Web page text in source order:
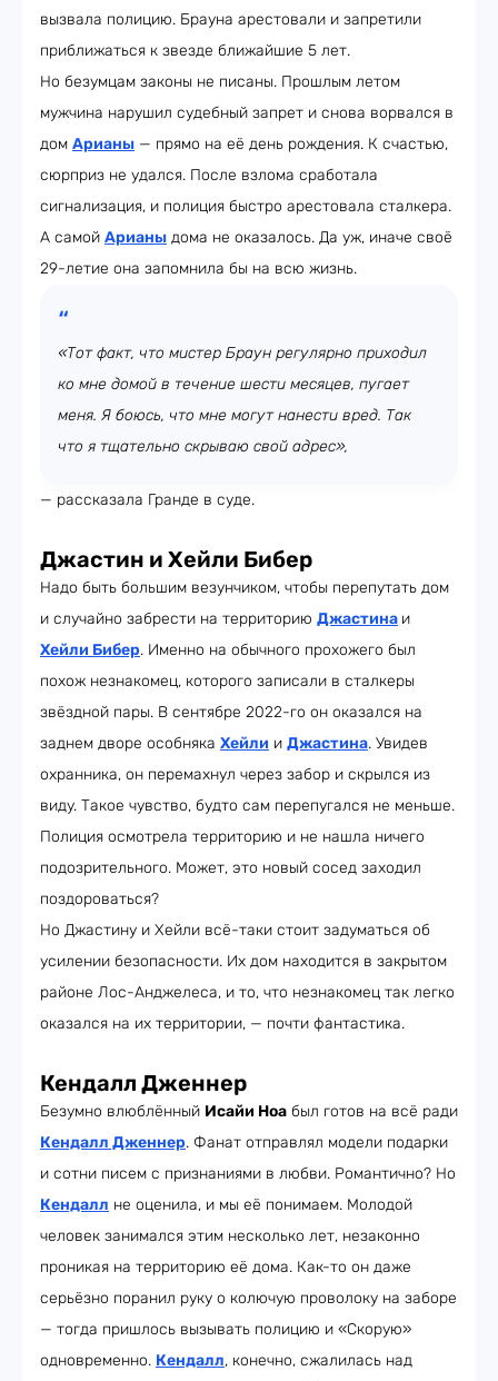
вызвала полицию. Брауна арестовали и запретили
приближаться к звезде ближайшие 5 лет.
Но безумцам законы не писаны. Прошлым летом
мужчина нарушил судебный запрет и снова ворвался в
дом Арианы — прямо на её день рождения. К счастью,
сюрприз не удался. После взлома сработала
сигнализация, и полиция быстро арестовала сталкера.
А самой Арианы дома не оказалось. Да уж, иначе своё
29-летие она запомнила бы на всю жизнь.
«Тот факт, что мистер Браун регулярно приходил
ко мне домой в течение шести месяцев, пугает
меня. Я боюсь, что мне могут нанести вред. Так
что я тщательно скрываю свой адрес»,
— рассказала Гранде в суде.
Джастин и Хейли Бибер
Надо быть большим везунчиком, чтобы перепутать дом
и случайно забрести на территорию Джастина и
Хейли Бибер. Именно на обычного прохожего был
похож незнакомец, которого записали в сталкеры
звёздной пары. В сентябре 2022-го он оказался на
заднем дворе особняка Хейли и Джастина. Увидев
охранника, он перемахнул через забор и скрылся из
виду. Такое чувство, будто сам перепугался не меньше.
Полиция осмотрела территорию и не нашла ничего
подозрительного. Может, это новый сосед заходил
поздороваться?
Но Джастину и Хейли всё-таки стоит задуматься об
усилении безопасности. Их дом находится в закрытом
районе Лос-Анджелеса, и то, что незнакомец так легко
оказался на их территории, — почти фантастика.
Кендалл Дженнер
Безумно влюблённый Исайи Ноа был готов на всё ради
Кендалл Дженнер. Фанат отправлял модели подарки
и сотни писем с признаниями в любви. Романтично? Но
Кендалл не оценила, и мы её понимаем. Молодой
человек занимался этим несколько лет, незаконно
проникая на территорию её дома. Как-то он даже
серьёзно поранил руку о колючую проволоку на заборе
— тогда пришлось вызывать полицию и «Скорую»
одновременно. Кендалл, конечно, сжалилась над